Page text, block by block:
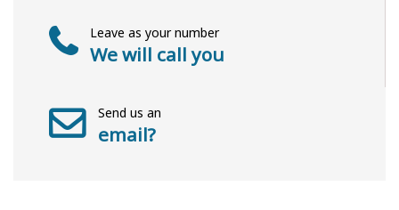
Leave as your number
We will call you
Send us an
email?